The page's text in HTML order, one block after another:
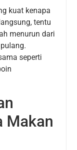
kuat kenapa
tentu
menurun dari
seperti
Makan